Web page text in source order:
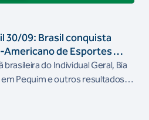
30/09: Brasil conquista
Americano de Esportes
do Individual Geral, Bia
Pequim e outros resultados